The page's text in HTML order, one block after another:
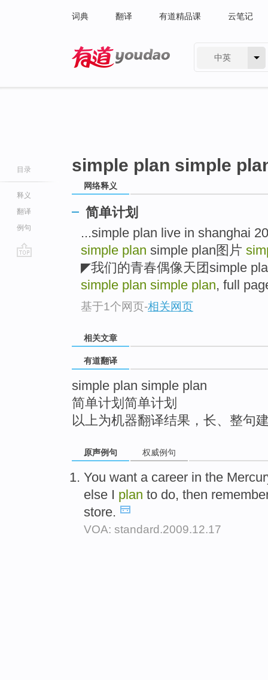
词典 翻译 有道精品课 云笔记
中英
目录
释义
翻译
例句
simple plan simple
网络释义
简单计划
...simple plan live in shanghai
simple plan simple plan图片
◤我们的青春偶像天团simple
simple plan simple plan, full
基于1个网页-相关网页
相关文章
有道翻译
simple plan simple plan
简单计划简单计划
以上为机器翻译结果，长、整句
原声例句 权威例句
You want a career in the
else I plan to do, then
store.
VOA: standard.2009.12.17